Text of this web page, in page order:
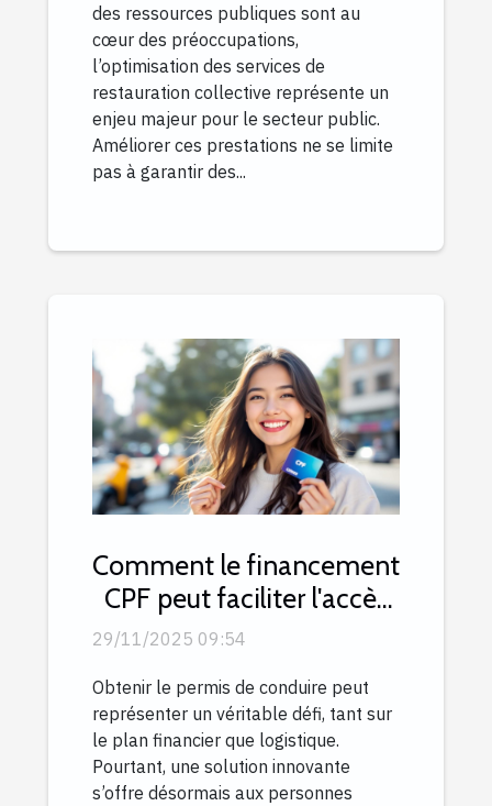
des ressources publiques sont au
cœur des préoccupations,
l’optimisation des services de
restauration collective représente un
enjeu majeur pour le secteur public.
Améliorer ces prestations ne se limite
pas à garantir des...
Comment le financement
CPF peut faciliter l'accès
au permis ?
29/11/2025 09:54
Obtenir le permis de conduire peut
représenter un véritable défi, tant sur
le plan financier que logistique.
Pourtant, une solution innovante
s’offre désormais aux personnes